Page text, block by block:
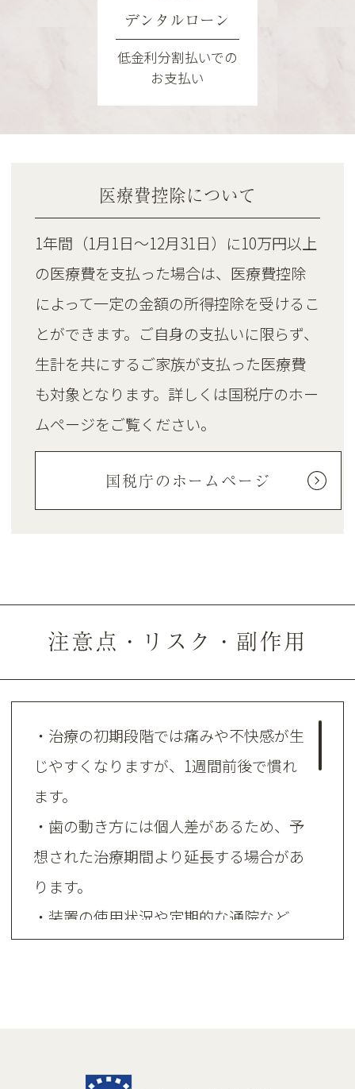
デンタルローン
低金利分割払いでの
お支払い
医療費控除について
1年間（1月1日～12月31日）に10万円以上
の医療費を支払った場合は、医療費控除
によって一定の金額の所得控除を受けるこ
とができます。ご自身の支払いに限らず、
生計を共にするご家族が支払った医療費
も対象となります。詳しくは国税庁のホー
ムページをご覧ください。
国税庁のホームページ
注意点・リスク・副作用
・治療の初期段階では痛みや不快感が生
じやすくなりますが、1週間前後で慣れ
ます。
・歯の動き方には個人差があるため、予
想された治療期間より延長する場合があ
ります。
・装置の使用状況や定期的な通院など、
患者さんの協力程度で治療の結果や期間